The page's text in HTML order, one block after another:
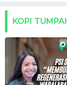
KOPI